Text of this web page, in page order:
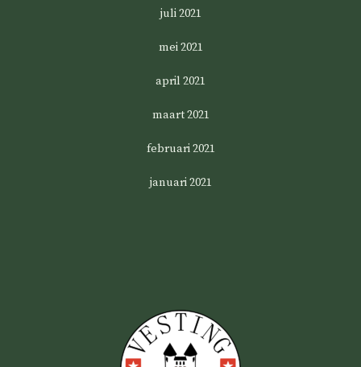
juli 2021
mei 2021
april 2021
maart 2021
februari 2021
januari 2021